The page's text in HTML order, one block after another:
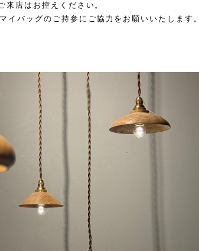
来店はお控えください。
イバッグのご持参にご協力をお願いいたします。